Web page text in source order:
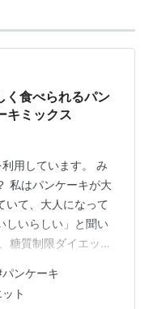
く食べられるパン
キミックス
用しています。 み
私はパンケーキが大
いて、大人になって
しいらしい」と聞い
糖質制限ダイエット
、どうしてもパンケ
食品のからだシフ
パンケーキ
ト